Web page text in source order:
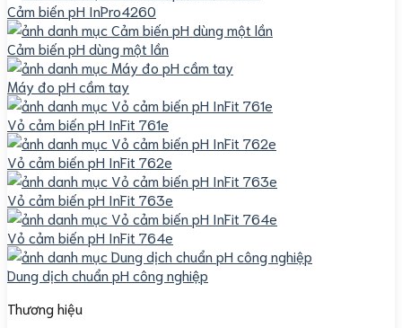
Cảm biến pH InPro4260
Cảm biến pH dùng một lần
Máy đo pH cầm tay
Vỏ cảm biến pH InFit 761e
Vỏ cảm biến pH InFit 762e
Vỏ cảm biến pH InFit 763e
Vỏ cảm biến pH InFit 764e
Dung dịch chuẩn pH công nghiệp
Thương hiệu